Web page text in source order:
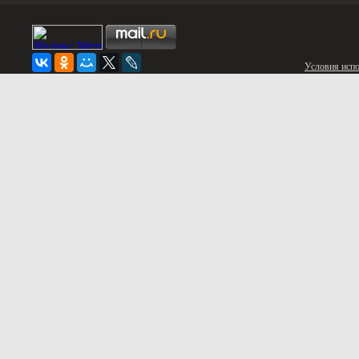
Условия